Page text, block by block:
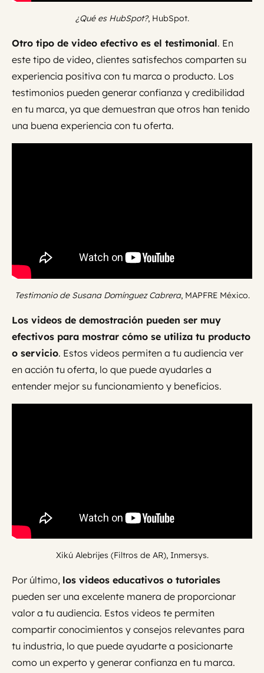
¿Qué es HubSpot?, HubSpot.
Otro tipo de video efectivo es el testimonial. En
este tipo de video, clientes satisfechos comparten su
experiencia positiva con tu marca o producto. Los
testimonios pueden generar confianza y credibilidad
en tu marca, ya que demuestran que otros han tenido
una buena experiencia con tu oferta.
Testimonio de Susana Domínguez Cabrera, MAPFRE México.
Los videos de demostración pueden ser muy
efectivos para mostrar cómo se utiliza tu producto
o servicio. Estos videos permiten a tu audiencia ver
en acción tu oferta, lo que puede ayudarles a
entender mejor su funcionamiento y beneficios.
Xikú Alebrijes (Filtros de AR), Inmersys.
Por último, los videos educativos o tutoriales
pueden ser una excelente manera de proporcionar
valor a tu audiencia. Estos videos te permiten
compartir conocimientos y consejos relevantes para
tu industria, lo que puede ayudarte a posicionarte
como un experto y generar confianza en tu marca.